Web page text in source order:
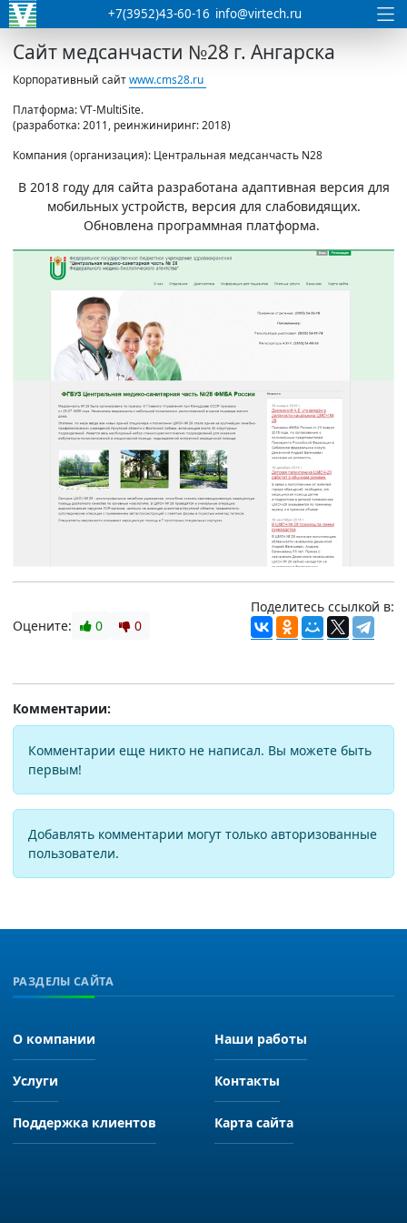
+7(3952)43-60-16 info@virtech.ru
Сайт медсанчасти №28 г. Ангарска
Корпоративный сайтwww.cms28.ru
Платформа: VT-MultiSite.
(разработка: 2011, реинжиниринг: 2018)
Компания (организация): Центральная медсанчасть N28
В 2018 году для сайта разработана адаптивная версия для
мобильных устройств, версия для слабовидящих.
Обновлена программная платформа.
Оцените: 0 0
Поделитесь ссылкой в:
Комментарии:
Комментарии еще никто не написал. Вы можете быть
первым!
Добавлять комментарии могут только авторизованные
пользователи.
РАЗДЕЛЫ САЙТА
О компании Наши работы
Услуги Контакты
Поддержка клиентов Карта сайта